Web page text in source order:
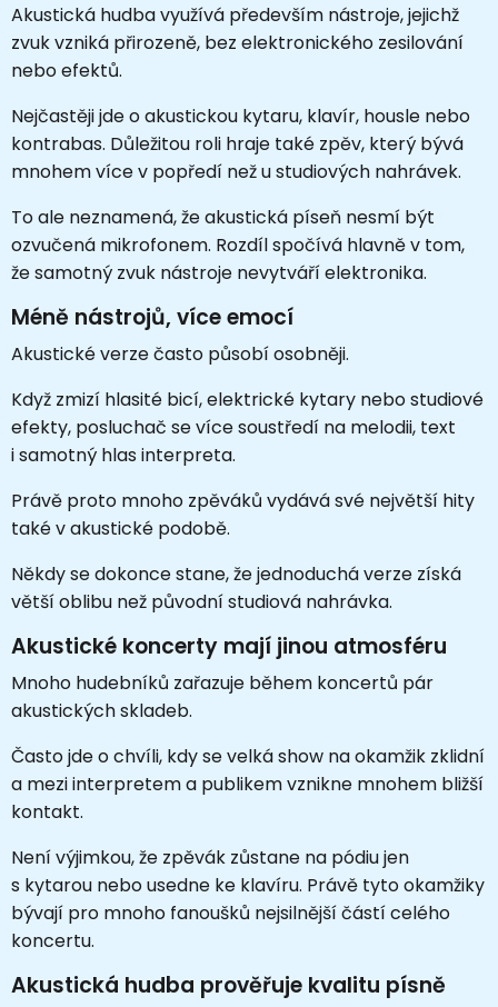
Akustická hudba využívá především nástroje, jejichž
zvuk vzniká přirozeně, bez elektronického zesilování
nebo efektů.
Nejčastěji jde o akustickou kytaru, klavír, housle nebo
kontrabas. Důležitou roli hraje také zpěv, který bývá
mnohem více v popředí než u studiových nahrávek.
To ale neznamená, že akustická píseň nesmí být
ozvučená mikrofonem. Rozdíl spočívá hlavně v tom,
že samotný zvuk nástroje nevytváří elektronika.
Méně nástrojů, více emocí
Akustické verze často působí osobněji.
Když zmizí hlasité bicí, elektrické kytary nebo studiové
efekty, posluchač se více soustředí na melodii, text
i samotný hlas interpreta.
Právě proto mnoho zpěváků vydává své největší hity
také v akustické podobě.
Někdy se dokonce stane, že jednoduchá verze získá
větší oblibu než původní studiová nahrávka.
Akustické koncerty mají jinou atmosféru
Mnoho hudebníků zařazuje během koncertů pár
akustických skladeb.
Často jde o chvíli, kdy se velká show na okamžik zklidní
a mezi interpretem a publikem vznikne mnohem bližší
kontakt.
Není výjimkou, že zpěvák zůstane na pódiu jen
s kytarou nebo usedne ke klavíru. Právě tyto okamžiky
bývají pro mnoho fanoušků nejsilnější částí celého
koncertu.
Akustická hudba prověřuje kvalitu písně